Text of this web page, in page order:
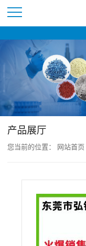
页
公
产品展厅
您当前的位置： 网站首页